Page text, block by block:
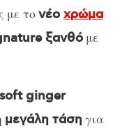
με τονέοχρώμα
ξανθόμε
soft ginger
μεγάλη τάσηγια